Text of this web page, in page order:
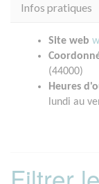
Infos pratiques
Site web
(44000)
Heures
lundi au